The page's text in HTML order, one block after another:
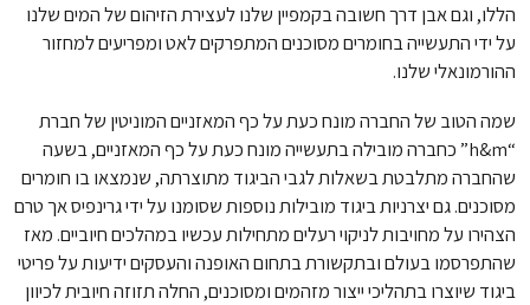
הללו, וגם אבן דרך חשובה בקמפיין שלנו לעצירת הזיהום של המים שלנו
על ידי התעשייה בחומרים מסוכנים המתפרקים לאט ומפריעים למחזור
ההורמונאלי שלנו.
שמה הטוב של החברה מונח כעת על כף המאזניים המוניטין של חברת
“h&m” כחברה מובילה בתעשייה מונח כעת על כף המאזניים, בשעה
שהחברה מתלבטת בשאלות לגבי הביגוד מתוצרתה, שנמצאו בו חומרים
מסוכנים. גם יצרניות ביגוד מובילות נוספות שסומנו על ידי גרינפיס אך טרם
הצהירו על מחויבות לניקוי רעלים מתחילות עכשיו במהלכים חיוביים. מאז
שהתפרסמו בעולם ובתקשורת בתחום האופנה והעסקים ידיעות על פריטי
ביגוד שיוצרו בתהליכי ייצור מזהמים ומסוכנים, החלה תזוזה חיובית לכיוון